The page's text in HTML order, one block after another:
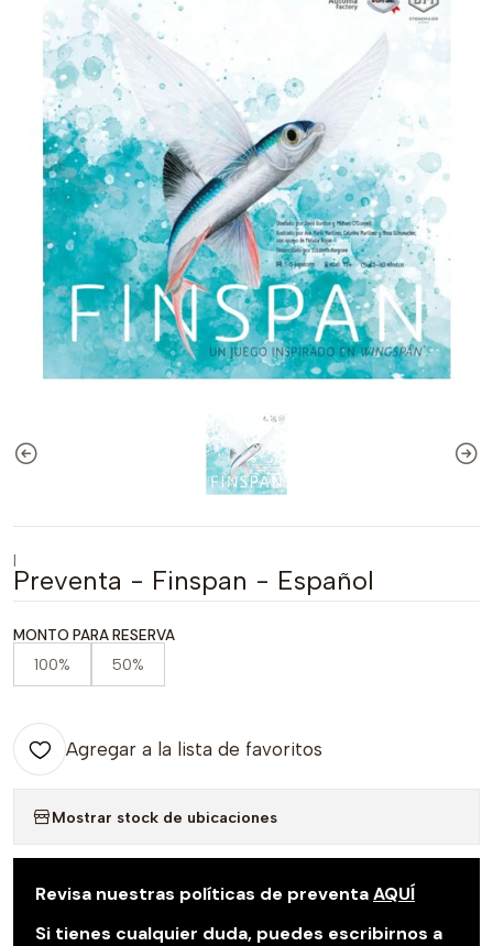
|
Preventa - Finspan - Español
MONTO PARA RESERVA
100% 50%
Agregar a la lista de favoritos
Mostrar stock de ubicaciones
Revisa nuestras políticas de preventaAQUÍ
Si tienes cualquier duda, puedes escribirnos a